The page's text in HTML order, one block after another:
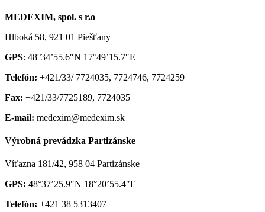
MEDEXIM, spol. s r.o
Hlboká 58, 921 01 Piešťany
GPS: 48°34’55.6″N 17°49’15.7″E
Telefón: +421/33/ 7724035, 7724746, 7724259
Fax: +421/33/7725189, 7724035
E-mail: medexim@medexim.sk
Výrobná prevádzka Partizánske
Víťazna 181/42, 958 04 Partizánske
GPS: 48°37’25.9″N 18°20’55.4″E
Telefón: +421 38 5313407